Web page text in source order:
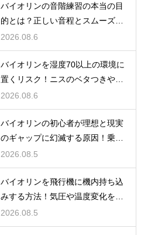
バイオリンの音階練習の本当の目
的とは？正しい音程とスムーズな
運指を身につける
2026.08.6
バイオリンを湿度70以上の環境に
置くリスク！ニスのベタつきやカ
ビを防ぐ対策
2026.08.6
バイオリンの初心者が理想と現実
のギャップに幻滅する原因！乗り
越える心構え
2026.08.5
バイオリンを飛行機に機内持ち込
みする方法！気圧や温度変化を防
ぐ保管の注意
2026.08.5